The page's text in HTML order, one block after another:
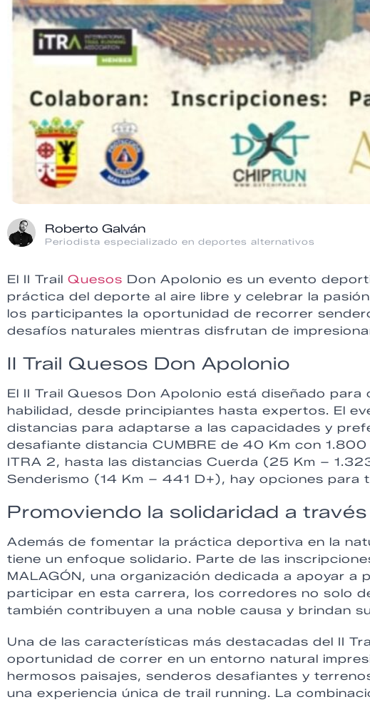
Roberto Galván
Periodista especializado en deportes alternativos
El II Trail Quesos Don Apolonio es un evento
práctica del deporte al aire libre y celebrar la
los participantes la oportunidad de recorrer
desafíos naturales mientras disfrutan de
II Trail Quesos Don Apolonio
El II Trail Quesos Don Apolonio está diseñado
habilidad, desde principiantes hasta expertos. El
distancias para adaptarse a las capacidades y
desafiante distancia CUMBRE de 40 Km con
ITRA 2, hasta las distancias Cuerda (25 Km –
Senderismo (14 Km – 441 D+), hay opciones para
Promoviendo la solidaridad a
Además de fomentar la práctica deportiva en la
tiene un enfoque solidario. Parte de las
MALAGÓN, una organización dedicada a apoyar a
participar en esta carrera, los corredores no solo
también contribuyen a una noble causa y brindan
Una de las características más destacadas del II
oportunidad de correr en un entorno natural
hermosos paisajes, senderos desafiantes y
una experiencia única de trail running. La